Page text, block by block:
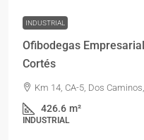
INDUSTRIAL
Ofibodegas
Cortés
Km 14, CA-5, Dos
426.6 m²
INDUSTRIAL